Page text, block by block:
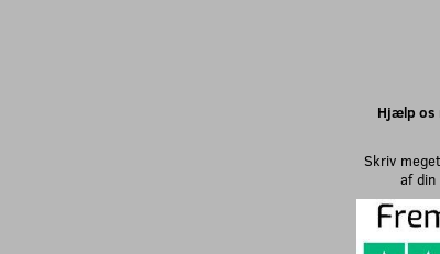
Hjælp os
Skriv
af